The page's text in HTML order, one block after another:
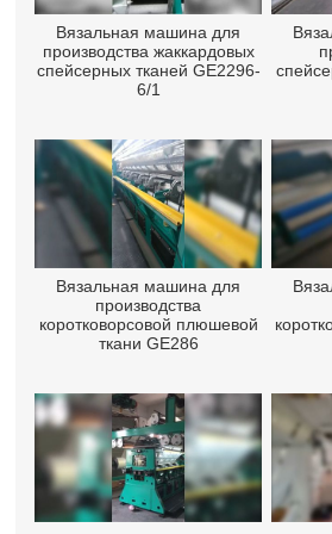
Вязальная машина для
производства жаккардовых
спейсерных тканей GE2296-
6/1
Вязальная машина для
производства
коротковорсовой плюшевой
ткани GE286